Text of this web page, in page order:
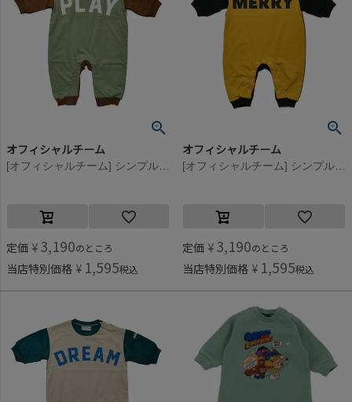
オフィシャルチーム
[オフィシャルチーム] シンプルロゴロンパース カーキ
定価 ¥ 3,190のところ
当店特別価格 ¥ 1,595税込
オフィシャルチーム
[オフィシャルチーム] シンプルロゴロンパース イエロー
定価 ¥ 3,190のところ
当店特別価格 ¥ 1,595税込